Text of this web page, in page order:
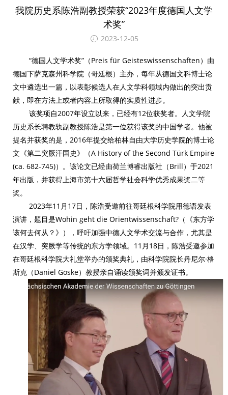
我院历史系陈浩副教授荣获“2023年度德国人文学
术奖”
2023-12-05
“德国人文学术奖”（Preis für Geisteswissenschaften）由
德国下萨克森州科学院（哥廷根）主办，每年从德国文科博士论
文中遴选出一篇，以表彰候选人在人文学科领域内做出的突出贡
献，即在方法上或者内容上所取得的实质性进步。
该奖项自2007年设立以来，已经有12位获奖者。人文学院
历史系长聘教轨副教授陈浩是第一位获得该奖的中国学者。他被
提名并获奖的是，2016年提交给柏林自由大学历史学院的博士论
文《第二突厥汗国史》（A History of the Second Türk Empire
(ca. 682-745)）。该论文已经由荷兰博睿出版社（Brill）于2021
年出版，并获得上海市第十六届哲学社会科学优秀成果奖二等
奖。
2023年11月17日，陈浩受邀前往哥廷根科学院用德语发表
演讲，题目是Wohin geht die Orientwissenschaft?（《东方学
该何去何从？》），呼吁加强中德人文学术交流与合作，尤其是
在汉学、突厥学等传统的东方学领域。 11 月 18日，陈浩受邀参加
在哥廷根科学院大礼堂举办的颁奖典礼，由科学院院长丹尼尔·格
斯克（Daniel Göske）教授亲自诵读颁奖词并颁发证书。